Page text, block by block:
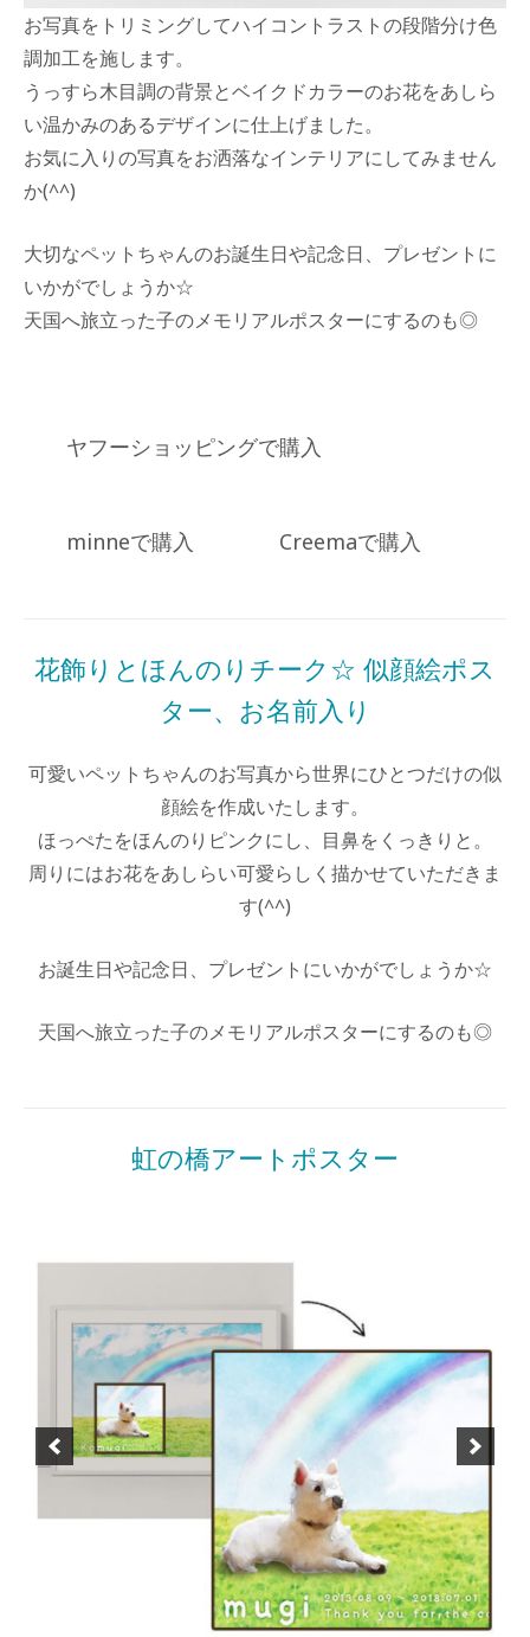
お写真をトリミングしてハイコントラストの段階分け色
調加工を施します。
うっすら木目調の背景とベイクドカラーのお花をあしら
い温かみのあるデザインに仕上げました。
お気に入りの写真をお洒落なインテリアにしてみません
か(^^)
大切なペットちゃんのお誕生日や記念日、プレゼントに
いかがでしょうか☆
天国へ旅立った子のメモリアルポスターにするのも◎
ヤフーショッピングで購入
minneで購入 Creemaで購入
品
一
覧
花飾りとほんのりチーク☆ 似顔絵ポス
ター、お名前入り
Posted
on
2022
年
3
月
by
miki
可愛いペットちゃんのお写真から世界にひとつだけの似
顔絵を作成いたします。
ほっぺたをほんのりピンクにし、目鼻をくっきりと。
周りにはお花をあしらい可愛らしく描かせていただきま
す(^^)
お誕生日や記念日、プレゼントにいかがでしょうか☆
天国へ旅立った子のメモリアルポスターにするのも◎
品
虹の橋アートポスター
2022